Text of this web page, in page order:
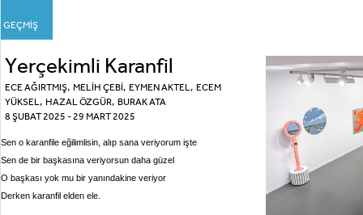
GEÇMİŞ
Yerçekimli Karanfil
ECE AĞIRTMIŞ, MELİH ÇEBİ, EYMEN AKTEL, ECEM
YÜKSEL, HAZAL ÖZGÜR, BURAK ATA
8 ŞUBAT 2025 - 29 MART 2025
Sen o karanfile eğilimlisin, alıp sana veriyorum işte
Sen de bir başkasına veriyorsun daha güzel
O başkası yok mu bir yanındakine veriyor
Derken karanfil elden ele.